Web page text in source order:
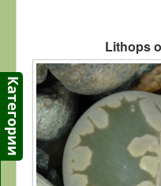
Отзывы
Ссылки
Контакты
Lithops